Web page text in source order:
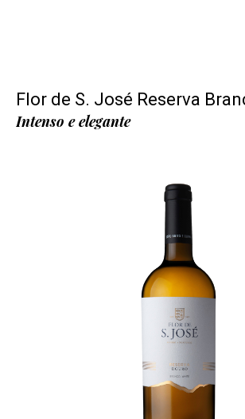
Flor de S. José Reserva
Intenso e elegante